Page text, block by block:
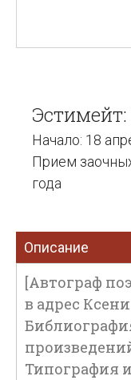
Начало: 18
Прием
года
Описание
[Автограф
в адрес
Типография